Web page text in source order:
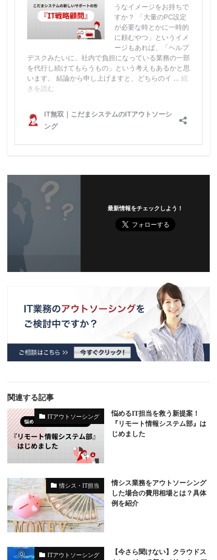
最新情報をチェックしよう！
関連する記事
ITアウトソーシング
悩めるIT担当を救う新提案！
『リモート情報システム部』は
じめました
情シス・IT担当
情シス業務をアウトソーシング
した場合の費用相場とは？具体
例を紹介
ITアウトソーシング
【今さら聞けない】クラウドス